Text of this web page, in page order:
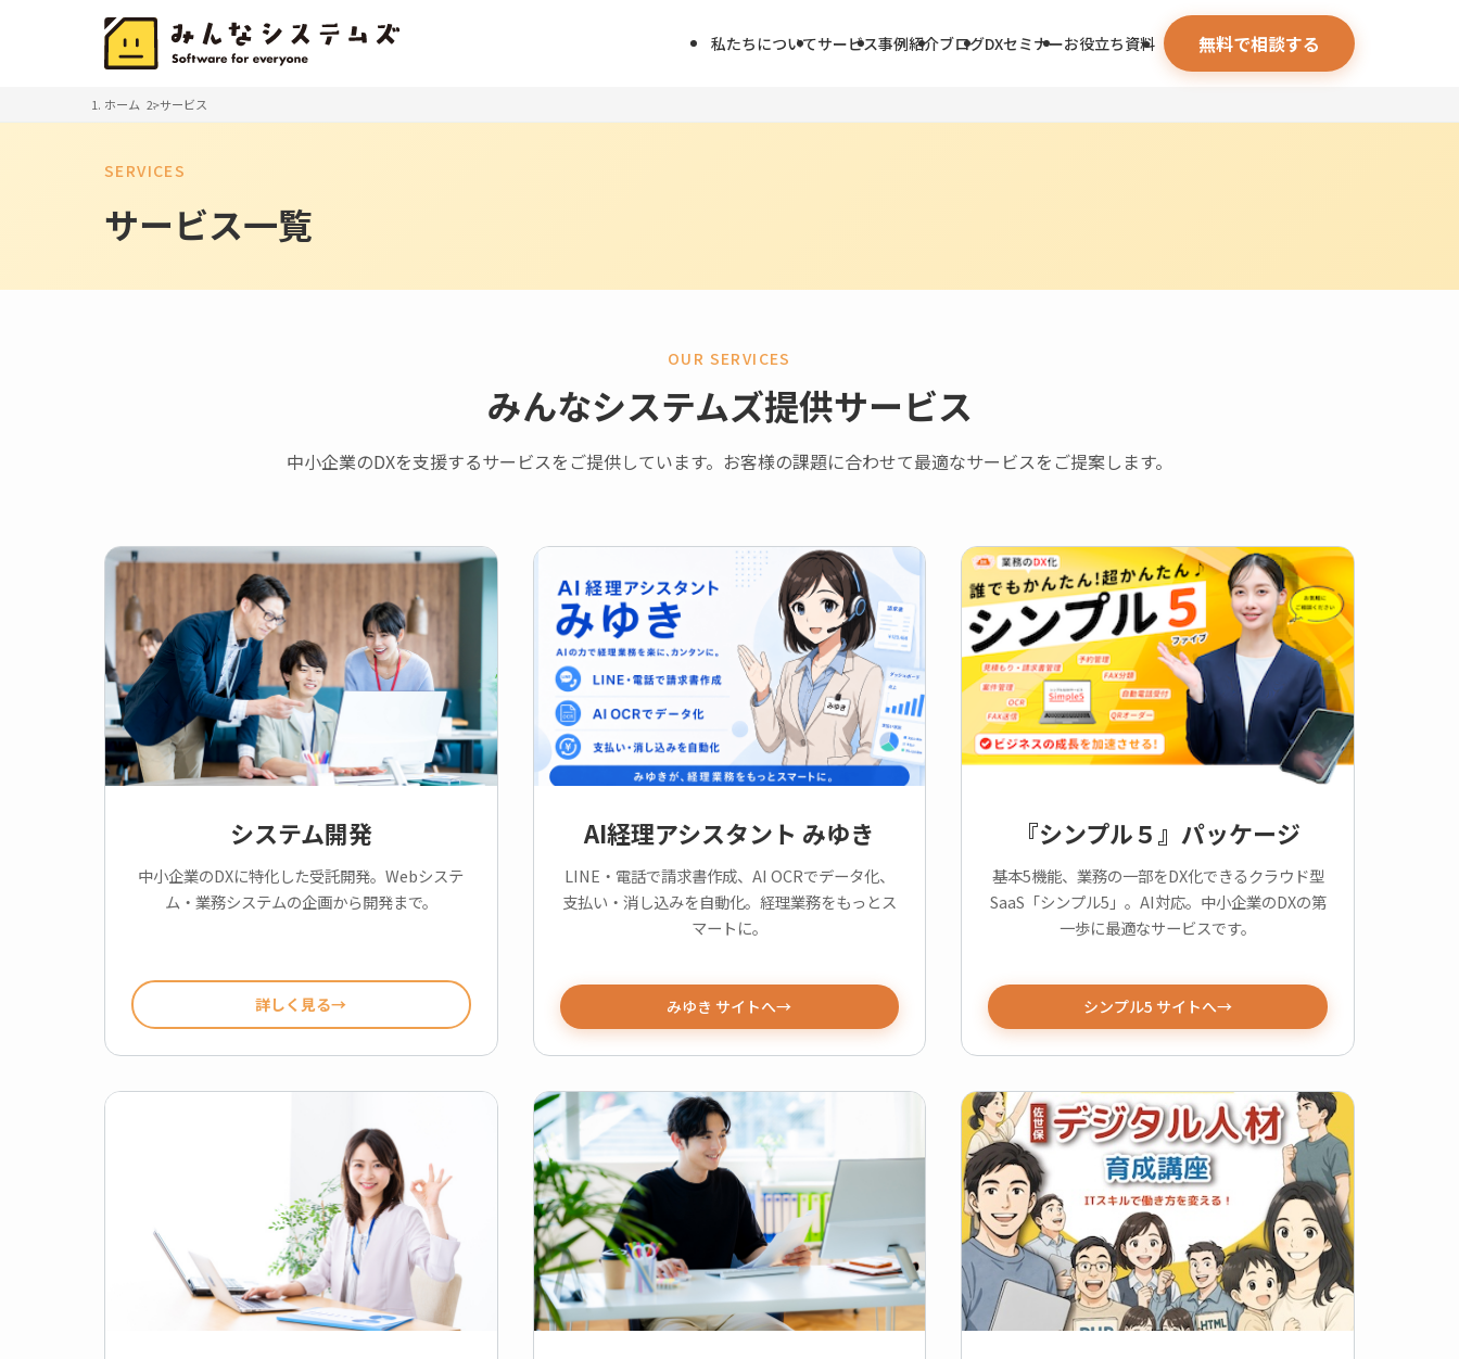
私たちについてサービス事例紹介ブログDXセミナーお役立ち資料 無料で相談する
ホーム サービス
SERVICES
サービス一覧
OUR SERVICES
みんなシステムズ提供サービス
中小企業のDXを支援するサービスをご提供しています。お客様の課題に合わせて最適なサービスをご提案します。
システム開発
中小企業のDXに特化した受託開発。Webシステ
ム・業務システムの企画から開発まで。
詳しく見る
AI経理アシスタント みゆき
LINE・電話で請求書作成、AI OCRでデータ化、
支払い・消し込みを自動化。経理業務をもっとス
マートに。
みゆき サイトへ
『シンプル５』パッケージ
基本5機能、業務の一部をDX化できるクラウド型
SaaS「シンプル5」。AI対応。中小企業のDXの第
一歩に最適なサービスです。
シンプル5 サイトへ